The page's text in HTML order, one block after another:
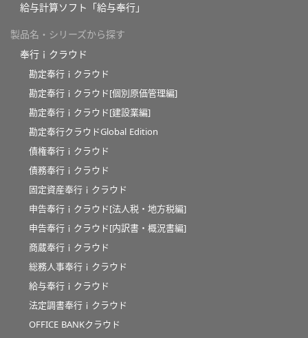
給与計算ソフト「給与奉行」
製品名・シリーズから探す
奉行ｉクラウド
勘定奉行ｉクラウド
勘定奉行ｉクラウド[個別原価管理編]
勘定奉行ｉクラウド[建設業編]
勘定奉行クラウドGlobal Edition
債権奉行ｉクラウド
債務奉行ｉクラウド
固定資産奉行ｉクラウド
申告奉行ｉクラウド[法人税・地方税編]
申告奉行ｉクラウド[内訳書・概況書編]
商蔵奉行ｉクラウド
総務人事奉行ｉクラウド
給与奉行ｉクラウド
法定調書奉行ｉクラウド
OFFICE BANKクラウド